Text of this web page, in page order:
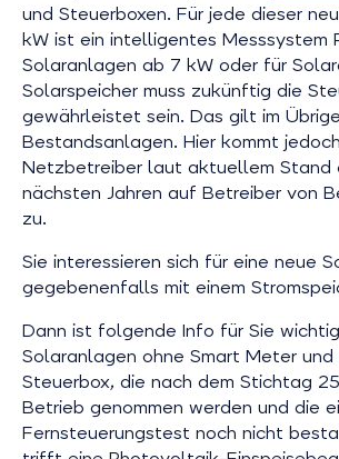
und Steuerboxen. Für jede dieser
kW ist ein intelligentes Messsystem
Solaranlagen ab 7 kW oder für
Solarspeicher muss zukünftig die
gewährleistet sein. Das gilt im
Bestandsanlagen. Hier kommt
Netzbetreiber laut aktuellem Stand
nächsten Jahren auf Betreiber von
zu.
Sie interessieren sich für eine neue
gegebenenfalls mit einem
Dann ist folgende Info für Sie
Solaranlagen ohne Smart Meter und
Steuerbox, die nach dem Stichtag
Betrieb genommen werden und die
Fernsteuerungstest noch nicht